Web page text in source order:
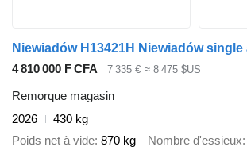
4 810 000 F CFA 7 335 € ≈ 8 475 $US
Remorque magasin
2026
430 kg
Poids net à vide 870 kg Nombre d'essieux